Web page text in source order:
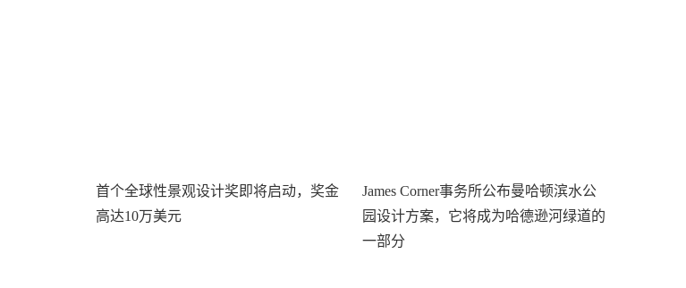
首个全球性景观设计奖即将启动，奖金
高达10万美元
James Corner事务所公布曼哈顿滨水公
园设计方案，它将成为哈德逊河绿道的
一部分